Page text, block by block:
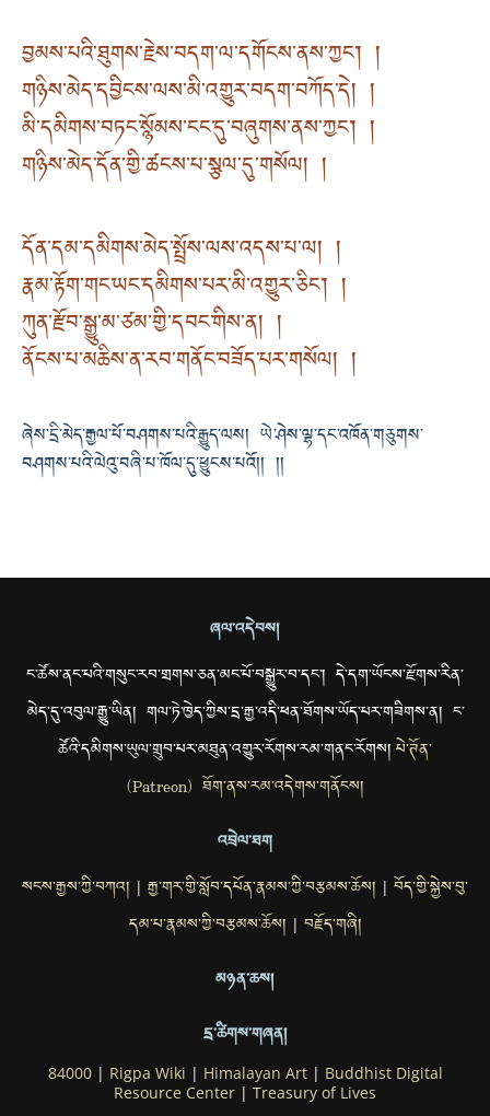
བྱམས་པའི་ཐུགས་རྗེས་བདག་ལ་དགོངས་ནས་ཀྱང༌། །
གཉིས་མེད་དབྱིངས་ལས་མི་འགྱུར་བདག་བཀོད་དེ། །
མི་དམིགས་བཏང་སྙོམས་ངང་དུ་བཞུགས་ནས་ཀྱང༌། །
གཉིས་མེད་དོན་གྱི་ཚངས་པ་སྩལ་དུ་གསོལ། །
དོན་དམ་དམིགས་མེད་སྤྲོས་ལས་འདས་པ་ལ། །
རྣམ་རྟོག་གང་ཡང་དམིགས་པར་མི་འགྱུར་ཅིང་། །
ཀུན་རྫོབ་སྒྱུ་མ་ཙམ་གྱི་དབང་གིས་ན། །
ནོངས་པ་མཆིས་ན་རབ་གནོང་བཟོད་པར་གསོལ། །
ཞེས་དྲི་མེད་རྒྱལ་པོ་བཤགས་པའི་རྒྱུད་ལས། ཡེ་ཤེས་ལྷ་དང་འཁོན་གཅུགས་
བཤགས་པའི་ལེའུ་བཞི་པ་ཁོལ་དུ་ཕྱུངས་པའོ།། །།
ཞལ་འདེབས།
ང་ཚོས་ནང་པའི་གསུང་རབ་གྲགས་ཅན་མང་པོ་བསྒྱུར་བ་དང་། དེ་དག་ཡོངས་རྫོགས་རིན་
མེད་དུ་འབུལ་རྒྱུ་ཡིན། གལ་ཏེ་ཁྱེད་ཀྱིས་དྲ་རྒྱ་འདི་ཕན་ཐོགས་ཡོད་པར་གཟིགས་ན། ང་
ཚོའི་དམིགས་ཡུལ་གྲུབ་པར་མཐུན་འགྱུར་རོགས་རམ་གནང་རོགས།པེ་ཊོན་
(Patreon) ཐོག་ནས་རམ་འདེགས་གནོངས།
འབྲེལ་ཐག
སངས་རྒྱས་ཀྱི་བཀའ། རྒྱ་གར་གྱི་སློབ་དཔོན་རྣམས་ཀྱི་བརྩམས་ཆོས། བོད་གྱི་སྐྱེས་བུ་
དམ་པ་རྣམས་ཀྱི་བརྩམས་ཆོས། བརྗོད་གཞི།
མཉན་ཆས།
དྲ་ཚིགས་གཞན།
84000| Rigpa Wiki Himalayan Art| Buddhist Digital
Resource Center
Treasury of Lives